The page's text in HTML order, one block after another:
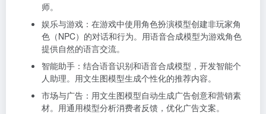
师。
娱乐与游戏： 在游戏中使用角色扮演模型创建非玩家角
色（NPC）的对话和行为。 用语音合成模型为游戏角色
提供自然的语言交流。
智能助手： 结合语音识别和语音合成模型，开发智能个
人助理。 用文生图模型生成个性化的推荐内容。
市场与广告： 用文生图模型自动生成广告创意和营销素
材。 用通用模型分析消费者反馈，优化广告文案。